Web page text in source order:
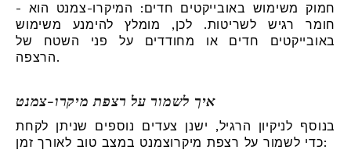
- חמוק משימוש באובייקטים חדים: המיקרו-צמנט הוא
חומר רגיש לשריטות. לכן, מומלץ להימנע משימוש
באובייקטים חדים או מחודדים על פני השטח של
הרצפה.
איך לשמור על רצפת מיקרו-צמנט
בנוסף לניקיון הרגיל, ישנן צעדים נוספים שניתן לקחת
כדי לשמור על רצפת מיקרוצמנט במצב טוב לאורך זמן: